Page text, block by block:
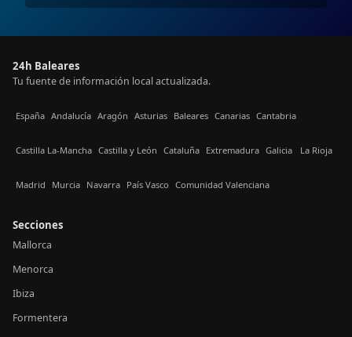
24h Baleares
Tu fuente de información local actualizada.
España Andalucía Aragón Asturias Baleares Canarias Cantabria
Castilla La-Mancha Castilla y León Cataluña Extremadura Galicia La Rioja
Madrid Murcia Navarra País Vasco Comunidad Valenciana
Secciones
Mallorca
Menorca
Ibiza
Formentera